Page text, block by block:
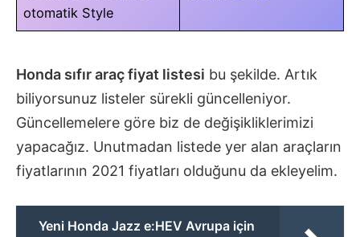
otomatik Style
Honda sıfır araç fiyat listesi bu şekilde. Artık
biliyorsunuz listeler sürekli güncelleniyor.
Güncellemelere göre biz de değişikliklerimizi
yapacağız. Unutmadan listede yer alan araçların
fiyatlarının 2021 fiyatları olduğunu da ekleyelim.
Yeni Honda Jazz e:HEV Avrupa için